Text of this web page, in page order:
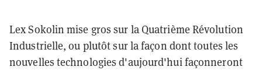
Lex Sokolin mise gros sur la Quatrième Révolution
Industrielle, ou plutôt sur la façon dont toutes les
nouvelles technologies d'aujourd'hui façonneront